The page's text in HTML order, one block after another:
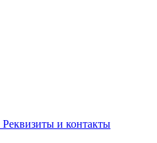
Реквизиты и контакты